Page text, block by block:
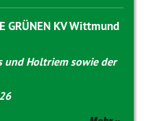
GRÜNEN KV Wittmund
und Holtriem sowie der